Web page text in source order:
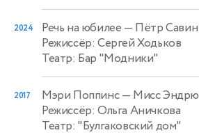
2024 Речь на юбилее — Пётр Савин
Режиссёр: Сергей Ходьков
Театр: Бар "Модники"
2017 Мэри Поппинс— Мисс Эндрю
Режиссёр: Ольга Аничкова
Театр: "Булгаковский дом"